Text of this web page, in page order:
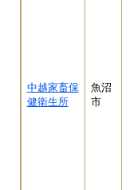
中越家畜保
健衛生所
魚沼
市